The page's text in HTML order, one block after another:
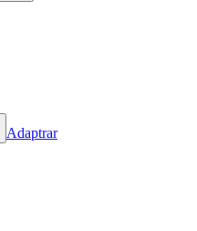
Adaptrar